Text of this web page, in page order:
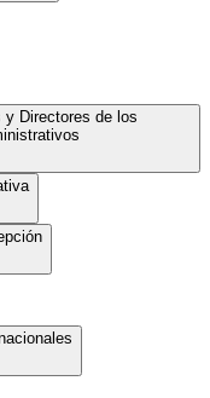
Directores de los